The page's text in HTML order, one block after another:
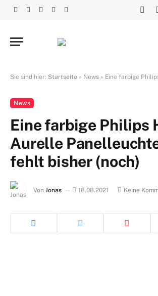
Facebook
X
RSSInstagram
YouTube
Sie sind hier: Startseite » News » Eine farbige Philips Hue Aurelle
News
Eine farbige Philips
Aurelle
fehlt bisher (noch)
Von Jonas 18.08.2021 Keine